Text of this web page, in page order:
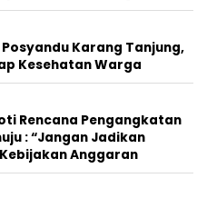
Posyandu Karang Tanjung,
Kesehatan Warga
Rencana Pengangkatan
: “Jangan Jadikan
Anggaran